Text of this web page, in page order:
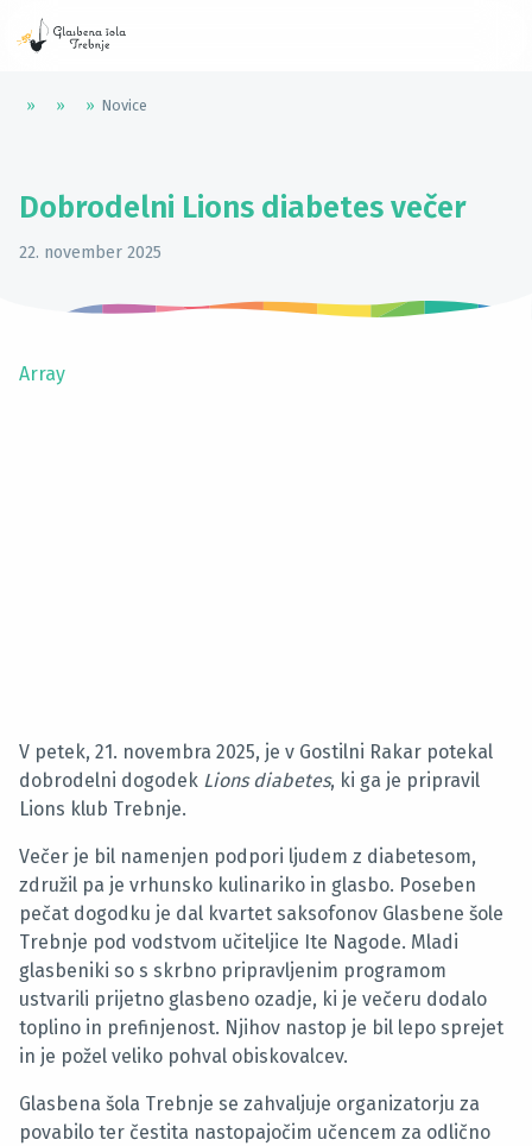
» » » Novice
Dobrodelni Lions diabetes večer
22. november 2025
Array
V petek, 21. novembra 2025, je v Gostilni Rakar potekal
dobrodelni dogodek Lions diabetes, ki ga je pripravil
Lions klub Trebnje.
Večer je bil namenjen podpori ljudem z diabetesom,
združil pa je vrhunsko kulinariko in glasbo. Poseben
pečat dogodku je dal kvartet saksofonov Glasbene šole
Trebnje pod vodstvom učiteljice Ite Nagode. Mladi
glasbeniki so s skrbno pripravljenim programom
ustvarili prijetno glasbeno ozadje, ki je večeru dodalo
toplino in prefinjenost. Njihov nastop je bil lepo sprejet
in je požel veliko pohval obiskovalcev.
Glasbena šola Trebnje se zahvaljuje organizatorju za
povabilo ter čestita nastopajočim učencem za odlično